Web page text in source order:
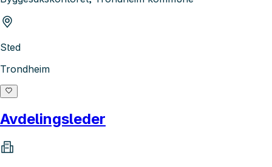
Sted
Trondheim
Avdelingsleder